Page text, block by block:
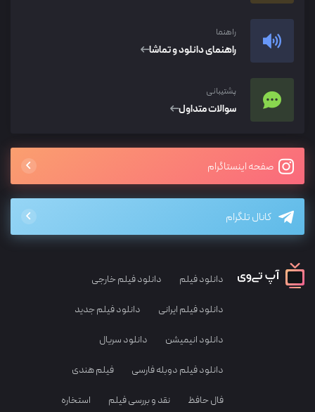
راهنما
راهنمای دانلود و تماشا
پشتیبانی
سوالات متداول
صفحه اینستاگرام
کانال تلگرام
دانلود فیلم دانلود فیلم خارجی
دانلود فیلم ایرانی دانلود فیلم جدید
دانلود انیمیشن دانلود سریال
دانلود فیلم دوبله فارسی فیلم هندی
فال حافظ نقد و بررسی فیلم استخاره